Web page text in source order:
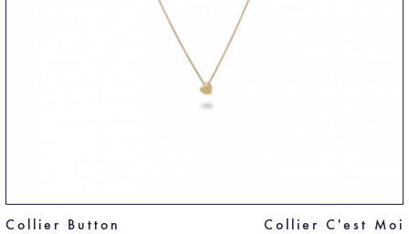
Collier Button Collier C'est Moi